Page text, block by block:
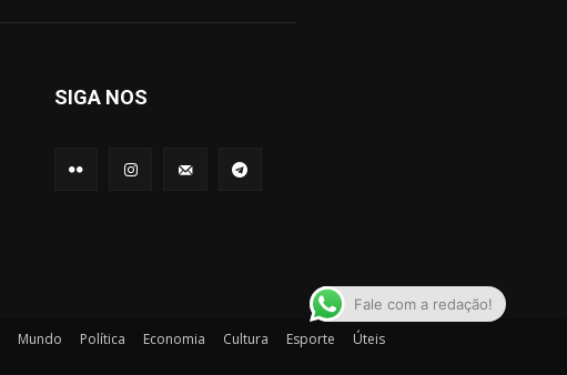
SIGA NOS
Mundo Política Economia Cultura Esporte
Úteis
Fale com a redação!